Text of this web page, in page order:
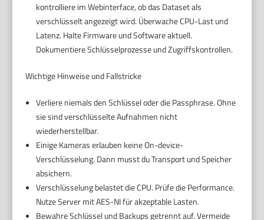
kontrolliere im Webinterface, ob das Dataset als
verschlüsselt angezeigt wird. Überwache CPU-Last und
Latenz. Halte Firmware und Software aktuell.
Dokumentiere Schlüsselprozesse und Zugriffskontrollen.
Wichtige Hinweise und Fallstricke
Verliere niemals den Schlüssel oder die Passphrase. Ohne
sie sind verschlüsselte Aufnahmen nicht
wiederherstellbar.
Einige Kameras erlauben keine On-device-
Verschlüsselung. Dann musst du Transport und Speicher
absichern.
Verschlüsselung belastet die CPU. Prüfe die Performance.
Nutze Server mit AES-NI für akzeptable Lasten.
Bewahre Schlüssel und Backups getrennt auf. Vermeide